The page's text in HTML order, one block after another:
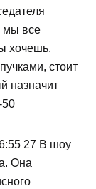
мы все
хочешь.
стоит
назначит
50
27 В шоу
Она